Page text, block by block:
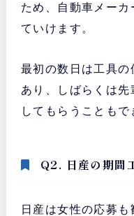
ため、自動車メー
ていけます。
最初の数日は工具
あり、しばらくは先
してもらうこともで
Q2. 日産の期間
日産は女性の応募